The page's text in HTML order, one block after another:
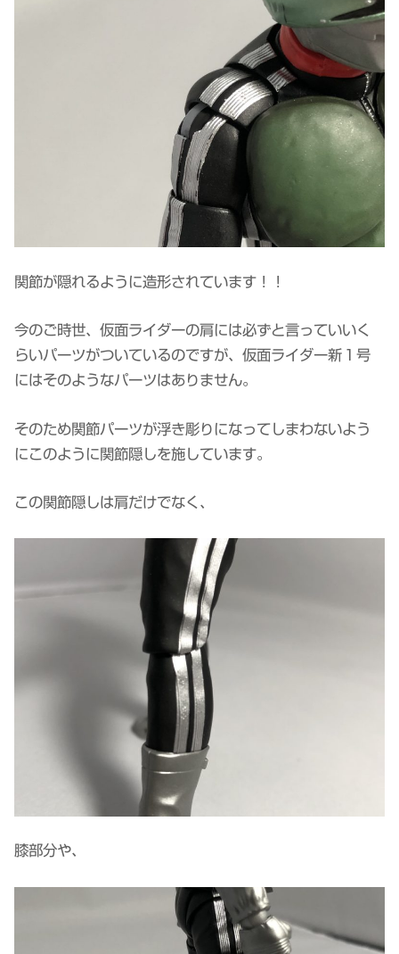
関節が隠れるように造形されています！！
今のご時世、仮面ライダーの肩には必ずと言っていいく
らいパーツがついているのですが、仮面ライダー新１号
にはそのようなパーツはありません。
そのため関節パーツが浮き彫りになってしまわないよう
にこのように関節隠しを施しています。
この関節隠しは肩だけでなく、
膝部分や、